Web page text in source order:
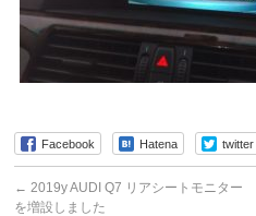
Facebook Hatena twitter
← 2019y AUDI Q7 リアシートモニター
を増設しました